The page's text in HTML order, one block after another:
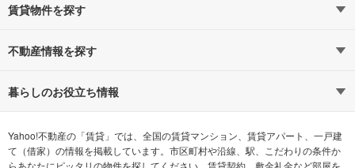
賃貸物件を探す
路線・駅から探す
通勤時間から探す
不動産会社から探す 希望の条件から探す
不動産情報を探す
不動産・住宅
新築マンション 中古マンション
暮らしのお役立ち情報
マンションカタログ 教えて！住まいの先生
Yahoo!不動産の「賃貸」では、全国の賃貸マンション、賃貸アパート、一戸建
て（借家）の情報を掲載しています。市区町村や沿線、駅、こだわりの条件か
らあなたにピッタリの物件を探してください。賃貸契約、敷金礼金など部屋を